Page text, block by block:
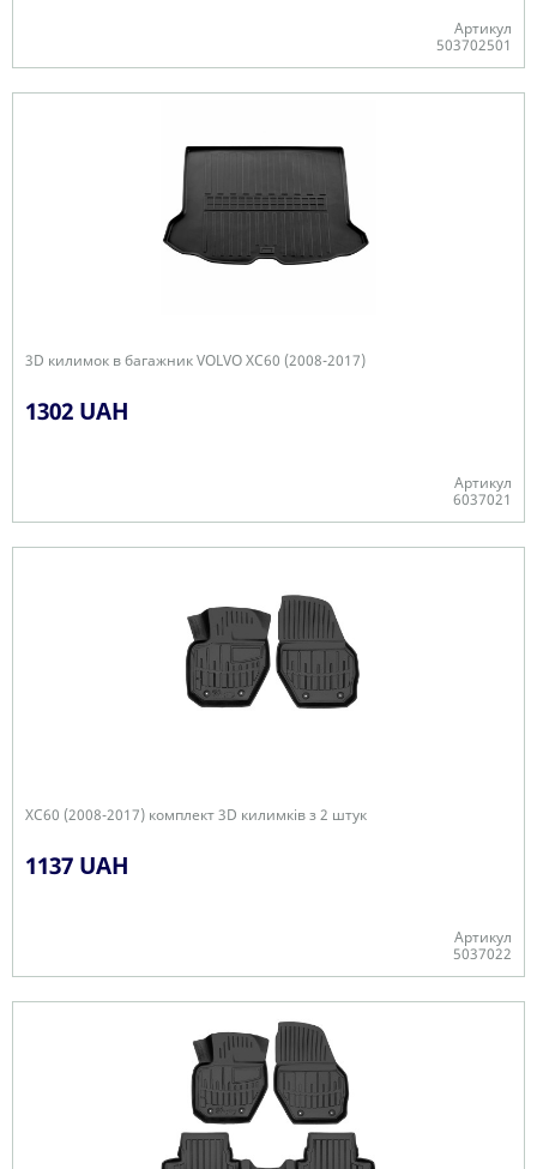
Артикул
503702501
3D килимок в багажник VOLVO XC60 (2008-2017)
1302 UAH
Артикул
6037021
XC60 (2008-2017) комплект 3D килимків з 2 штук
1137 UAH
Артикул
5037022